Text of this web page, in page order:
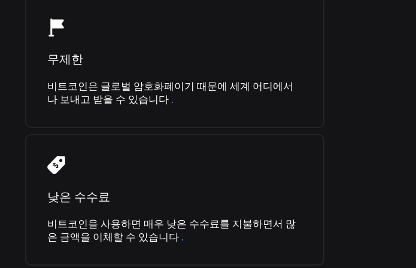
무제한
비트코인은 글로벌 암호화폐이기 때문에 세계 어디에서
나 보내고 받을 수 있습니다 .
낮은 수수료
비트코인을 사용하면 매우 낮은 수수료를 지불하면서 많
은 금액을 이체할 수 있습니다 .